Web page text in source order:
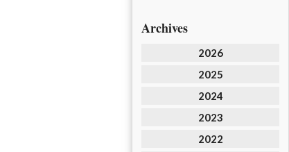
Archives
2026
2025
2024
2023
2022